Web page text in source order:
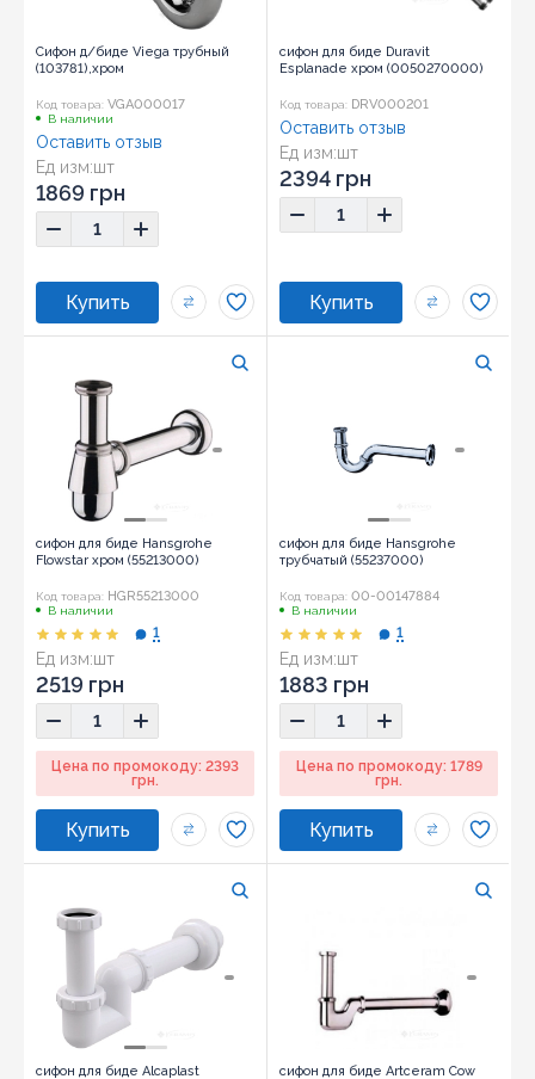
Сифон д/биде Viega трубный
(103781),хром
Код товара: VGA000017
В наличии
Ед изм:шт
Оставить отзыв
1869 грн
сифон для биде Duravit
Esplanade хром (0050270000)
Код товара: DRV000201
Ед изм:шт
Оставить отзыв
2394 грн
сифон для биде Hansgrohe
Flowstar хром (55213000)
Код товара: HGR55213000
В наличии
Ед изм:шт
1
2519 грн
Цена по промокоду: 2393
грн.
сифон для биде Hansgrohe
трубчатый (55237000)
Код товара: 00-00147884
В наличии
Ед изм:шт
1
1883 грн
Цена по промокоду: 1789
грн.
сифон для биде Alсaplast сифон для биде Artceram Cow